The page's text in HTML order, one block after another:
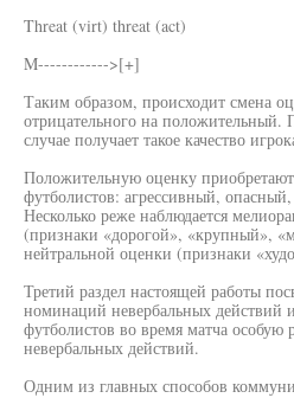
Threat (virt) threat (act)
M------------>[+]
Таким образом, происходит смена
отрицательного на
случае получает такое качество
Положительную оценку
футболистов: агрессивный,
Несколько реже наблюдается
(признаки «дорогой», «крупный»,
нейтральной оценки (признаки
Третий раздел настоящей работы
номинаций невербальных действий
футболистов во время матча особую
невербальных действий.
Одним из главных способов